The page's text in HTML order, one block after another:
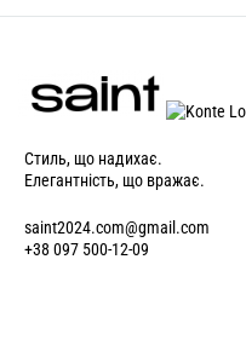
повернути товар можна
Стиль, що надихає.
Елегантність, що вражає.
saint2024.com@gmail.com
+38 097 500-12-09